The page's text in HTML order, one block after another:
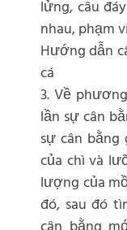
lửng, câu
nhau, phạm
Hướng dẫn
cá
3. Về
lần sự cân
sự cân
của chì và
lượng của
đó, sau đó